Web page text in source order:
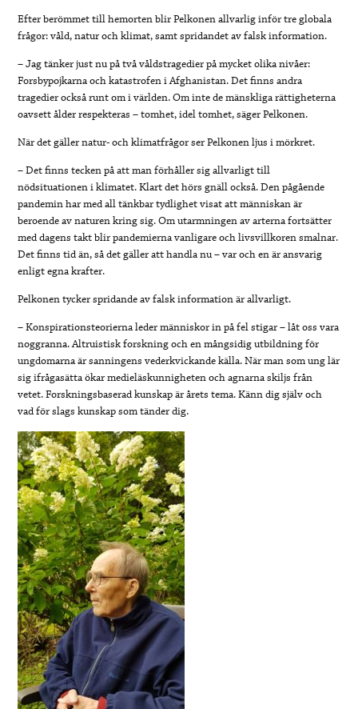
Efter berömmet till hemorten blir Pelkonen allvarlig inför tre globala
frågor: våld, natur och klimat, samt spridandet av falsk information.
– Jag tänker just nu på två våldstragedier på mycket olika nivåer:
Forsbypojkarna och katastrofen i Afghanistan. Det finns andra
tragedier också runt om i världen. Om inte de mänskliga rättigheterna
oavsett ålder respekteras – tomhet, idel tomhet, säger Pelkonen.
När det gäller natur- och klimatfrågor ser Pelkonen ljus i mörkret.
– Det finns tecken på att man förhåller sig allvarligt till
nödsituationen i klimatet. Klart det hörs gnäll också. Den pågående
pandemin har med all tänkbar tydlighet visat att människan är
beroende av naturen kring sig. Om utarmningen av arterna fortsätter
med dagens takt blir pandemierna vanligare och livsvillkoren smalnar.
Det finns tid än, så det gäller att handla nu – var och en är ansvarig
enligt egna krafter.
Pelkonen tycker spridande av falsk information är allvarligt.
– Konspirationsteorierna leder människor in på fel stigar – låt oss vara
noggranna. Altruistisk forskning och en mångsidig utbildning för
ungdomarna är sanningens vederkvickande källa. När man som ung lär
sig ifrågasätta ökar medieläskunnigheten och agnarna skiljs från
vetet. Forskningsbaserad kunskap är årets tema. Känn dig själv och
vad för slags kunskap som tänder dig.